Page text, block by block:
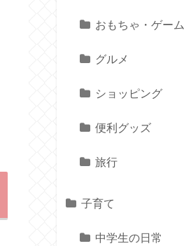
おもちゃ・ゲーム
グルメ
ショッピング
便利グッズ
旅行
子育て
中学生の日常